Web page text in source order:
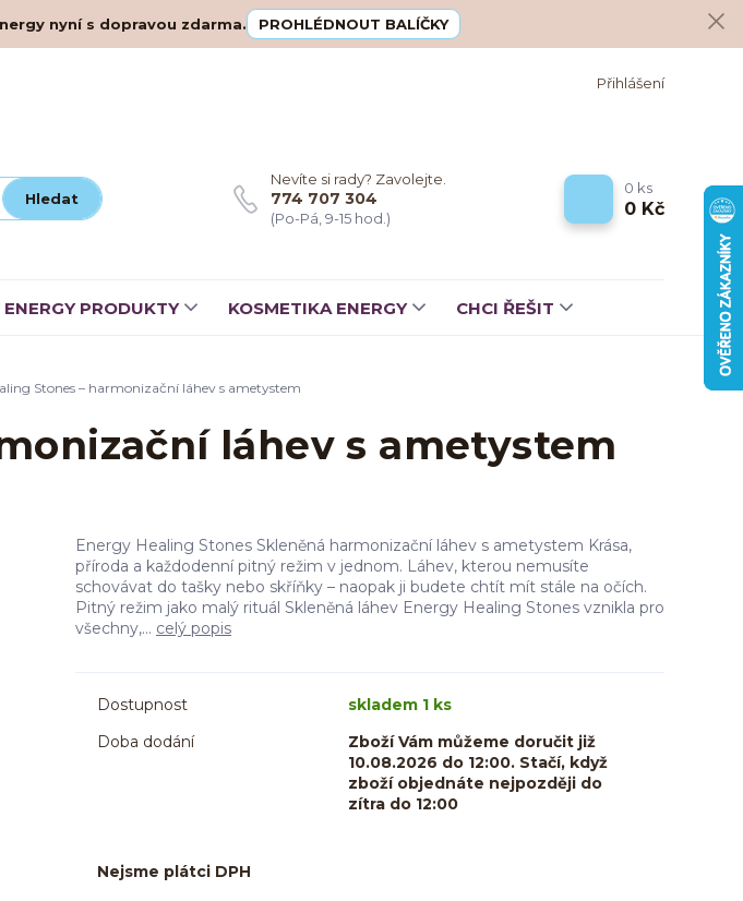
nyní s dopravou zdarma. PROHLÉDNOUT BALÍČKY
Přihlášení
Hledat
Nevíte si rady? Zavolejte.
774 707 304
(Po-Pá, 9-15 hod.)
0 ks
0 Kč
ENERGY PRODUKTY KOSMETIKA ENERGY CHCI ŘEŠIT
Stones – harmonizační láhev s ametystem
láhev s ametystem
Energy Healing Stones Skleněná harmonizační láhev s ametystem Krása,
příroda a každodenní pitný režim v jednom. Láhev, kterou nemusíte
schovávat do tašky nebo skříňky – naopak ji budete chtít mít stále na očích.
Pitný režim jako malý rituál Skleněná láhev Energy Healing Stones vznikla pro
všechny,... celý popis
Dostupnost
skladem 1 ks
Doba dodání
Zboží Vám můžeme doručit již
10.08.2026 do 12:00. Stačí, když
zboží objednáte nejpozději do
zítra do 12:00
Nejsme plátci DPH